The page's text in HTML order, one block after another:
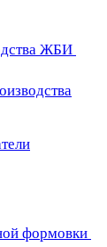
ЖБИ
формовки